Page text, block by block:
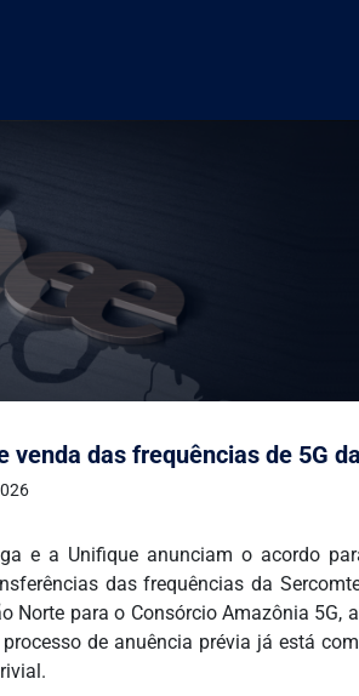
venda das frequências de 5G
e a Unifique anunciam o acordo
das frequências da
Norte para o Consórcio Amazônia
de anuência prévia já está